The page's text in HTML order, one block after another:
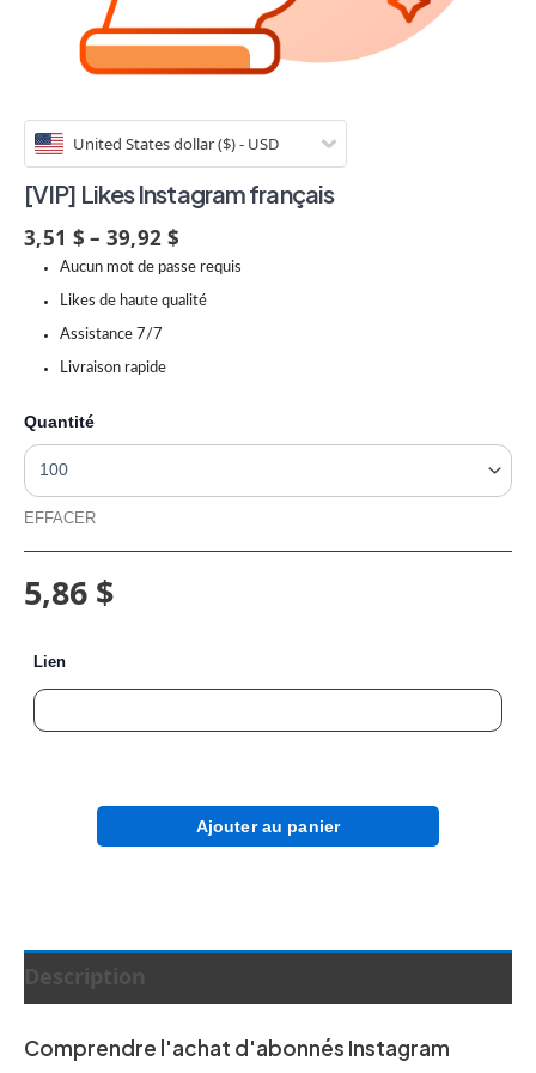
United States dollar ($) - USD
[VIP] Likes Instagram français
3,51 $ – 39,92 $
Aucun mot de passe requis
Likes de haute qualité
Assistance 7/7
Livraison rapide
Quantité
EFFACER
5,86 $
Lien
Ajouter au panier
Description
Comprendre l'achat d'abonnés Instagram